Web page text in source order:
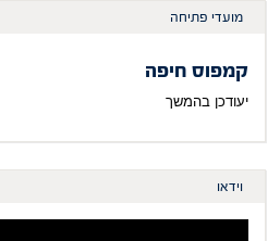
מועדי פתיחה
קמפוס חיפה
יעודכן בהמשך
וידאו